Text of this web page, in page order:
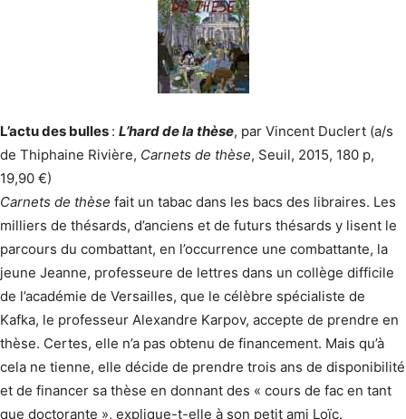
L’actu des bulles : L’hard de la thèse, par Vincent Duclert (a/s
de Thiphaine Rivière, Carnets de thèse, Seuil, 2015, 180 p,
19,90 €)
Carnets de thèse fait un tabac dans les bacs des libraires. Les
milliers de thésards, d’anciens et de futurs thésards y lisent le
parcours du combattant, en l’occurrence une combattante, la
jeune Jeanne, professeure de lettres dans un collège difficile
de l’académie de Versailles, que le célèbre spécialiste de
Kafka, le professeur Alexandre Karpov, accepte de prendre en
thèse. Certes, elle n’a pas obtenu de financement. Mais qu’à
cela ne tienne, elle décide de prendre trois ans de disponibilité
et de financer sa thèse en donnant des « cours de fac en tant
que doctorante », explique-t-elle à son petit ami Loïc.